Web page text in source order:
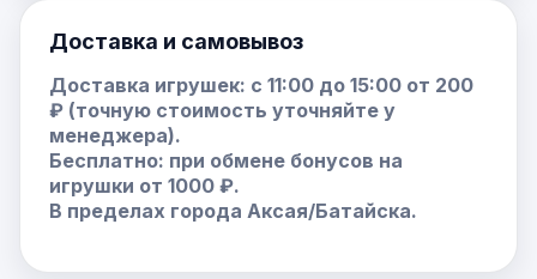
Доставка и самовывоз
Доставка игрушек: с 11:00 до 15:00 от 200
₽ (точную стоимость уточняйте у
менеджера).
Бесплатно: при обмене бонусов на
игрушки от 1000 ₽.
В пределах города Аксая/Батайска.